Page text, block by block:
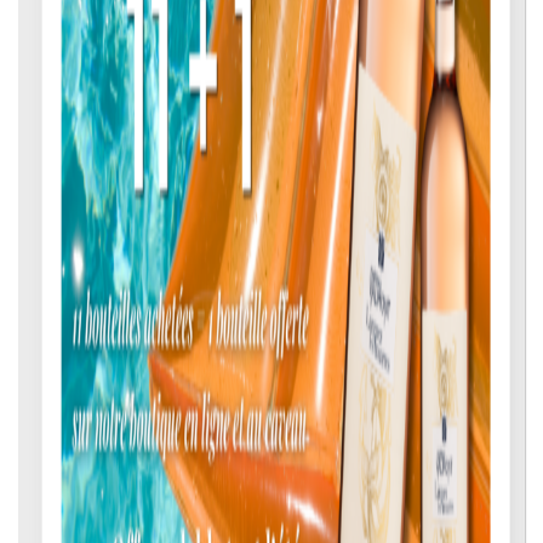
Vins de Création
Vins d'Alsace Biologiques
Crémants d'Alsace
Vendanges Tardives et Sélections de Grains Nobles
CHÂTEAU VALMONT - LANGUEDOC
AOP Corbières
IGP Pays d'Oc
Vins de France
POPLA - VINS DÉSALCOOLISÉS
SÉLECTION SPÉCIALE FÊTES
Nos Vins par Cépages
ASSEMBLAGE AUXERROIS
CARIGNAN